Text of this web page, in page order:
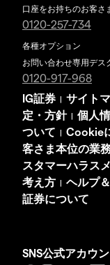
口座をお持ちのお客さ
0120-257-734
各種オプション
お問い合わせ専用デス
0120-917-968
IG証券 | サイト
定・方針| 個人
ついて | Cookie
客さま本位の業
スタマーハラス
考え方 | ヘルプ
証券について
SNS公式アカウン